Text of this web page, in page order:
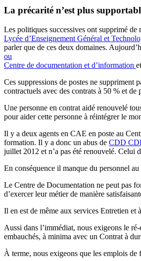
La précarité n’est plus
Les politiques successives ont supprimé
Lycée d’Enseignement Général et
parler que de ces deux domaines.
ou
Centre de documentation et d’information
Ces suppressions de postes ne suppriment
contractuels avec des contrats à 50 % et
Une personne en contrat aidé renouvelé
pour aider cette personne à réintégrer le
Il y a deux agents en CAE en poste au
formation. Il y a donc un abus de CDD
juillet 2012 et n’a pas été renouvelé. Celui
En conséquence il manque du personnel
Le Centre de Documentation ne peut pas
d’exercer leur métier de manière
Il en est de même aux services Entretien et
Aussi dans l’immédiat, nous exigeons le
embauchés, à minima avec un Contrat à
À terme, nous exigeons que les emplois